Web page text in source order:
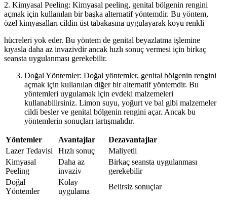
2. Kimyasal Peeling: Kimyasal peeling, genital bölgenin rengini
açmak için kullanılan bir başka alternatif yöntemdir. Bu yöntem,
özel kimyasalları cildin üst tabakasına uygulayarak koyu renkli
hücreleri yok eder. Bu yöntem de genital beyazlatma işlemine
kıyasla daha az invazivdir ancak hızlı sonuç vermesi için birkaç
seansta uygulanması gerekebilir.
Doğal Yöntemler: Doğal yöntemler, genital bölgenin rengini
açmak için kullanılan diğer bir alternatif yöntemdir. Bu
yöntemleri uygulamak için evdeki malzemeleri
kullanabilirsiniz. Limon suyu, yoğurt ve bal gibi malzemeler
cildi besler ve genital bölgenin rengini açar. Ancak bu
yöntemlerin sonuçları tartışmalıdır.
Yöntemler Avantajlar
Dezavantajlar
Lazer Tedavisi
Hızlı sonuç
Maliyetli
Kimyasal
Peeling
Daha az
invaziv
Birkaç seansta uygulanması
gerekebilir
Doğal
Yöntemler
Kolay
uygulama
Belirsiz sonuçlar